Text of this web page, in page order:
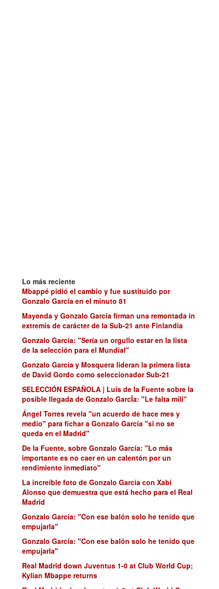
Lo más reciente
Mbappé pidió el cambio y fue sustituido por
Gonzalo García en el minuto 81
Mayenda y Gonzalo García firman una remontada in
extremis de carácter de la Sub-21 ante Finlandia
Gonzalo García: "Sería un orgullo estar en la lista
de la selección para el Mundial"
Gonzalo García y Mosquera lideran la primera lista
de David Gordo como seleccionador Sub-21
SELECCIÓN ESPAÑOLA | Luis de la Fuente sobre la
posible llegada de Gonzalo GarcÍa: "Le falta mili"
Ángel Torres revela "un acuerdo de hace mes y
medio" para fichar a Gonzalo García "si no se
queda en el Madrid"
De la Fuente, sobre Gonzalo García: "Lo más
importante es no caer en un calentón por un
rendimiento inmediato"
La increíble foto de Gonzalo García con Xabi
Alonso que demuestra que está hecho para el Real
Madrid
Gonzalo García: "Con ese balón solo he tenido que
empujarla"
Gonzalo García: "Con ese balón solo he tenido que
empujarla"
Real Madrid down Juventus 1-0 at Club World Cup;
Kylian Mbappe returns